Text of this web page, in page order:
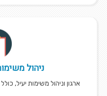
ניהול
ארגון וניהול משימות יעיל,